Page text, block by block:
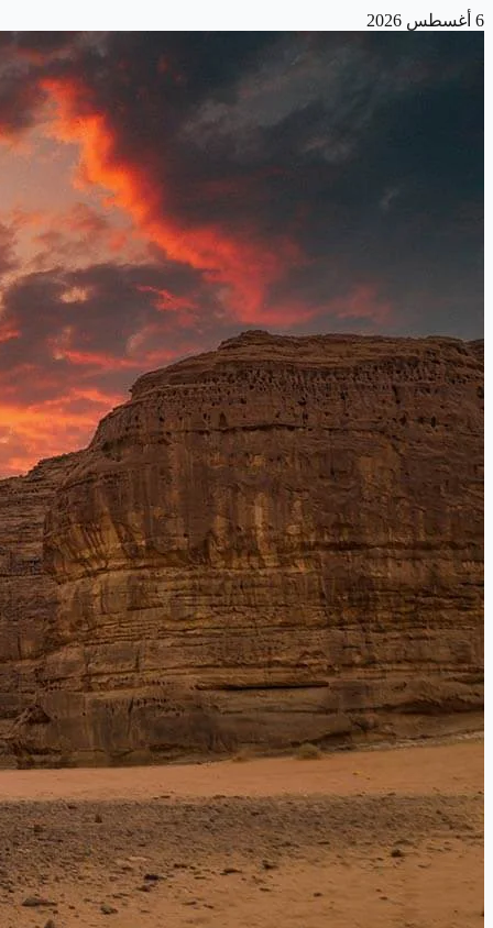
6 أغسطس 2026